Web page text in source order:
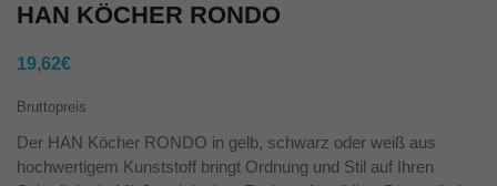
HAN KÖCHER RONDO
19,62€
Bruttopreis
Der HAN Köcher RONDO in gelb, schwarz oder weiß aus
hochwertigem Kunststoff bringt Ordnung und Stil auf Ihren